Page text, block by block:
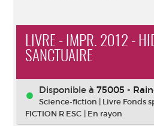
LIVRE - IMPR. 2012 -
SANCTUAIRE
Disponible à 75005 -
Science-fiction | Livre Fonds
FICTION R ESC | En rayon